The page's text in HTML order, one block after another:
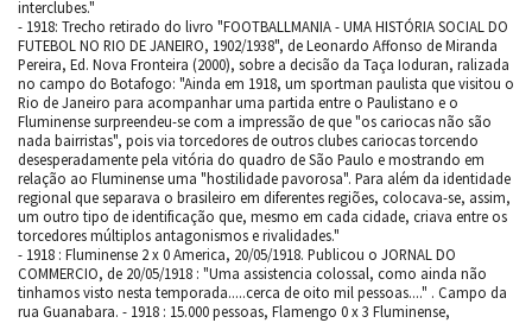
interclubes."
- 1918: Trecho retirado do livro "FOOTBALLMANIA - UMA HISTÓRIA SOCIAL DO
FUTEBOL NO RIO DE JANEIRO, 1902/1938", de Leonardo Affonso de Miranda
Pereira, Ed. Nova Fronteira (2000), sobre a decisão da Taça Ioduran, ralizada
no campo do Botafogo: "Ainda em 1918, um sportman paulista que visitou o
Rio de Janeiro para acompanhar uma partida entre o Paulistano e o
Fluminense surpreendeu-se com a impressão de que "os cariocas não são
nada bairristas", pois via torcedores de outros clubes cariocas torcendo
desesperadamente pela vitória do quadro de São Paulo e mostrando em
relação ao Fluminense uma "hostilidade pavorosa". Para além da identidade
regional que separava o brasileiro em diferentes regiões, colocava-se, assim,
um outro tipo de identificação que, mesmo em cada cidade, criava entre os
torcedores múltiplos antagonismos e rivalidades."
- 1918 : Fluminense 2 x 0 America, 20/05/1918. Publicou o JORNAL DO
COMMERCIO, de 20/05/1918 : "Uma assistencia colossal, como ainda não
tinhamos visto nesta temporada.....cerca de oito mil pessoas...." . Campo da
rua Guanabara. - 1918 : 15.000 pessoas, Flamengo 0 x 3 Fluminense,